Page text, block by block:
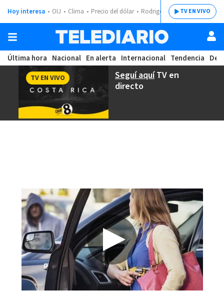
Hoy interesa OIJ Clima Precio del dólar Rodrigo ChavesTV EN VIVO
Última hora Nacional En alerta Internacional Tendencia
Seguí aquíTV en
directo
TV EN VIVO